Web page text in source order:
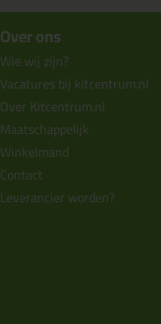
Over ons
Wie wij zijn?
Vacatures bij kitcentrum.nl
Over Kitcentrum.nl
Maatschappelijk
Winkelmand
Contact
Leverancier worden?